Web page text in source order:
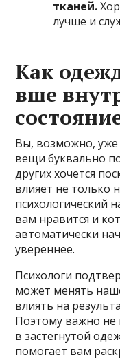
тканей.
лучше и
Как
вше
Вы, возможно, уже
вещи буквально
других хочется
влияет не только
психологический
вам нравится и
автоматически
увереннее.
Психологи
может менять
влиять на
Поэтому важно не
в застёгнутой
помогает вам